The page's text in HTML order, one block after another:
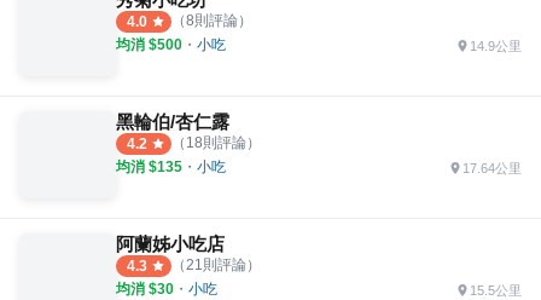
4.0 （8則評論）
均消 $500 ・ 小吃 14.9公里
黑輪伯/杏仁露
4.2 （ 18則評論）
均消 $135 ・ 小吃 17.64公里
阿蘭姊小吃店
4.3 （21則評論）
均消 $30 ・ 小吃 15.5公里